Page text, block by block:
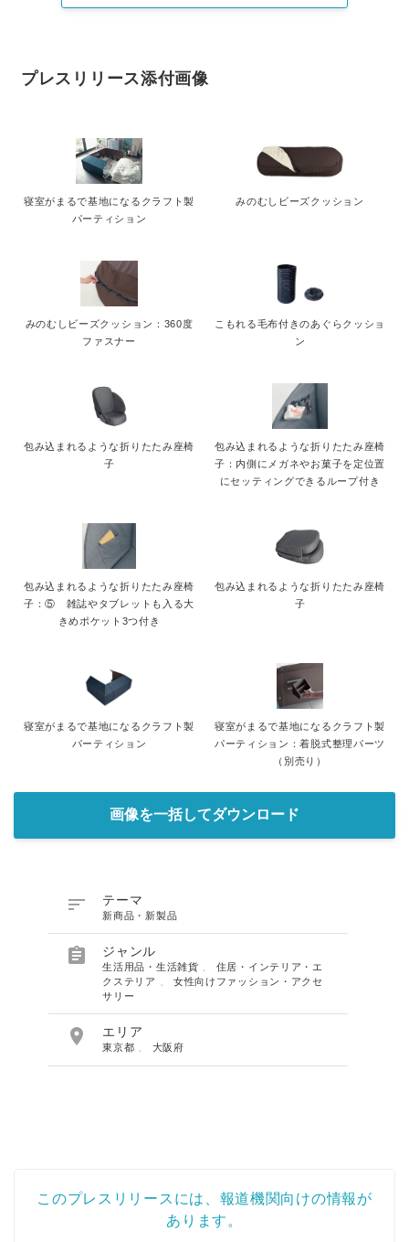
プレスリリース添付画像
寝室がまるで基地になるクラフト製
パーティション
みのむしビーズクッション
みのむしビーズクッション：360度
ファスナー
こもれる毛布付きのあぐらクッショ
ン
包み込まれるような折りたたみ座椅
子
包み込まれるような折りたたみ座椅
子：内側にメガネやお菓子を定位置
にセッティングできるループ付き
包み込まれるような折りたたみ座椅
子：⑤ 雑誌やタブレットも入る大
きめポケット3つ付き
包み込まれるような折りたたみ座椅
子
寝室がまるで基地になるクラフト製
パーティション
寝室がまるで基地になるクラフト製
パーティション：着脱式整理パーツ
（別売り）
画像を一括してダウンロード
 テーマ
新商品・新製品
 ジャンル
生活用品・生活雑貨
住居・インテリア・エ
クステリア
女性向けファッション・アクセ
サリー
 エリア
東京都 大阪府
このプレスリリースには、報道機関向けの情報が
あります。